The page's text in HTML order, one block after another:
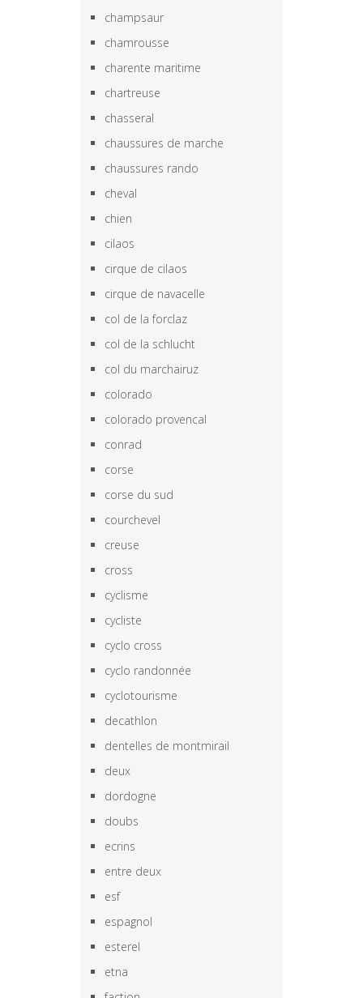
champsaur
chamrousse
charente maritime
chartreuse
chasseral
chaussures de marche
chaussures rando
cheval
chien
cilaos
cirque de cilaos
cirque de navacelle
col de la forclaz
col de la schlucht
col du marchairuz
colorado
colorado provencal
conrad
corse
corse du sud
courchevel
creuse
cross
cyclisme
cycliste
cyclo cross
cyclo randonnée
cyclotourisme
decathlon
dentelles de montmirail
deux
dordogne
doubs
ecrins
entre deux
esf
espagnol
esterel
etna